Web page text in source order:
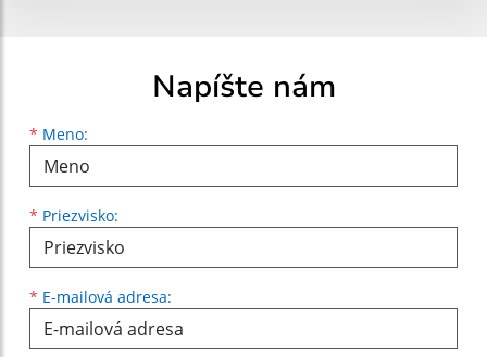
Napíšte nám
* Meno:
Meno
* Priezvisko:
Priezvisko
* E-mailová adresa:
E-mailová adresa